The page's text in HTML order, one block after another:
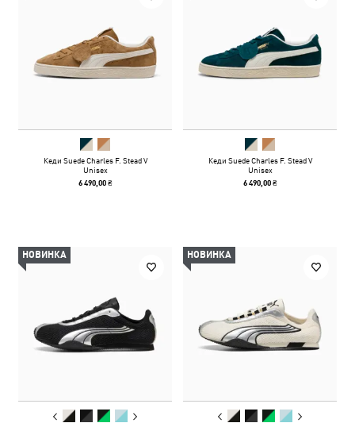
Кеди Suede Charles F. Stead V
Unisex
6 490,00 ₴
Кеди Suede Charles F. Stead V
Unisex
6 490,00 ₴
НОВИНКА НОВИНКА